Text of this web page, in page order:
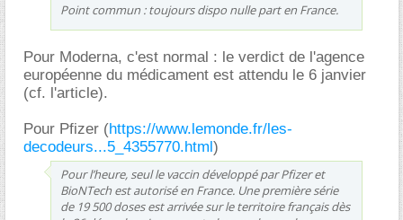
Point commun : toujours dispo nulle part en France.
Pour Moderna, c'est normal : le verdict de l'agence
européenne du médicament est attendu le 6 janvier
(cf. l'article).
Pour Pfizer (https://www.lemonde.fr/les-
decodeurs...5_4355770.html)
Pour l’heure, seul le vaccin développé par Pfizer et
BioNTech est autorisé en France. Une première série
de 19 500 doses est arrivée sur le territoire français dès